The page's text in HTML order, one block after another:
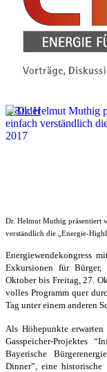
8 Bilder
Dr. Helmut Muthig präsentiert
verständlich die „Energie-
Energiewendekongress
Exkursionen für Bürger,
Oktober bis Freitag, 27.
volles Programm quer
Tag unter einem anderen
Als Höhepunkte
Gasspeicher-Projektes
Bayerische
Dinner”, eine